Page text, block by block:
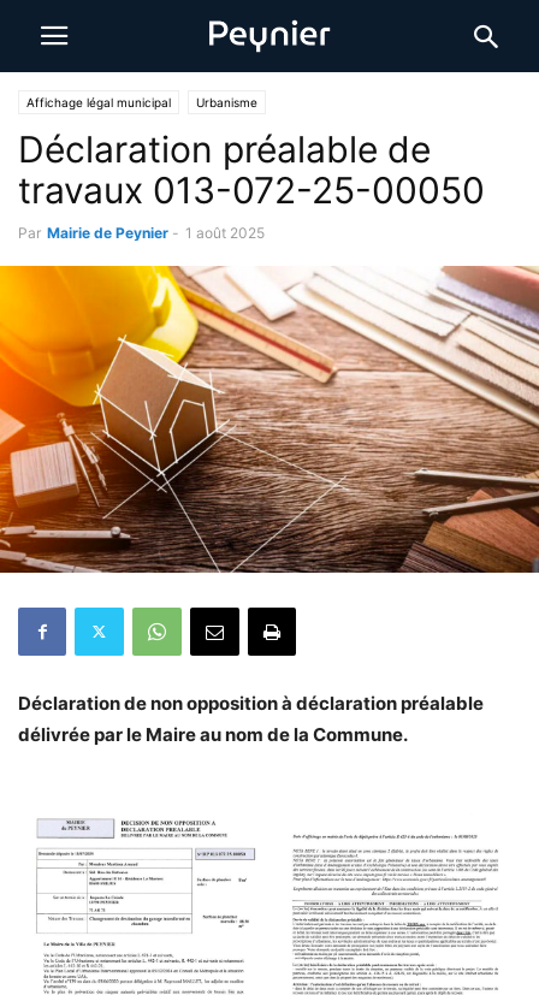
Affichage légal municipal Urbanisme
Déclaration préalable de
travaux 013-072-25-00050
Par Mairie de Peynier - 1 août 2025
Déclaration de non opposition à déclaration préalable
délivrée par le Maire au nom de la Commune.